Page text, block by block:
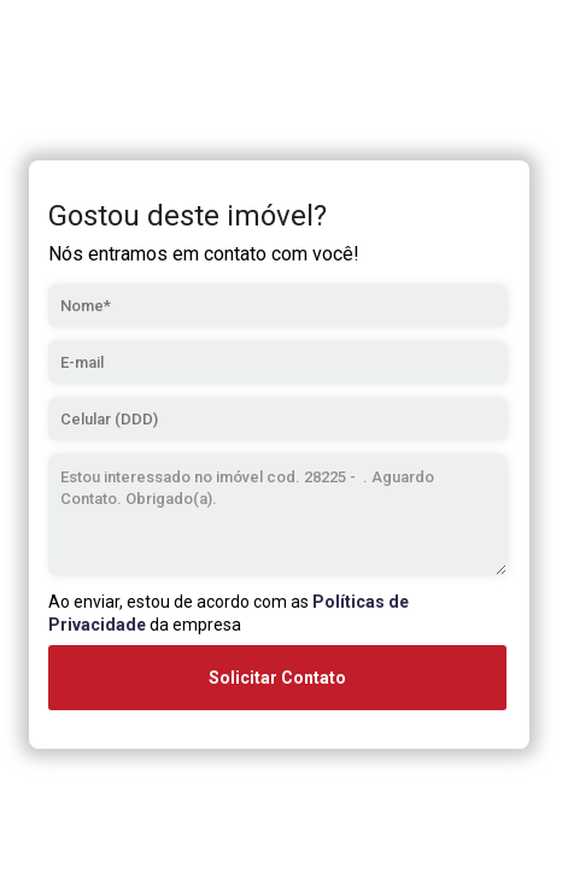
Gostou deste imóvel?
Nós entramos em contato com você!
Ao enviar, estou de acordo com as Políticas de
Privacidadeda empresa
Solicitar Contato